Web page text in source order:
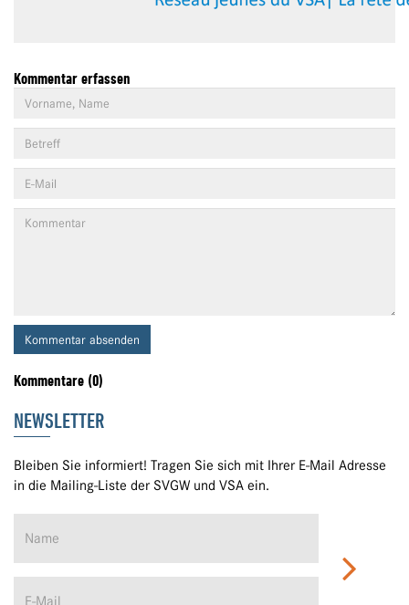
Kommentar erfassen
Kommentar absenden
Kommentare (0)
NEWSLETTER
Bleiben Sie informiert! Tragen Sie sich mit Ihrer E-Mail Adresse
in die Mailing-Liste der SVGW und VSA ein.